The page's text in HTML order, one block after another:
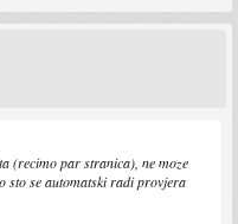
(recimo par stranica), ne moze
sto se automatski radi provjera